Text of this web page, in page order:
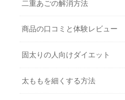
二重あごの解消方法
商品の口コミと体験レビュー
固太りの人向けダイエット
太ももを細くする方法